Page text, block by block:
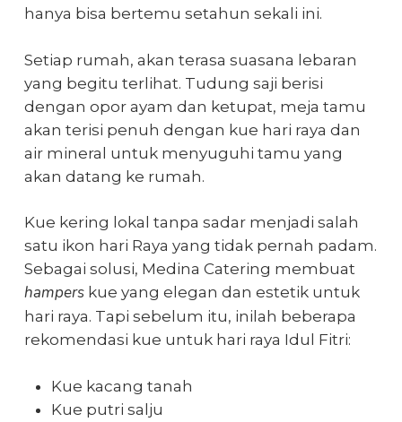
hanya bisa bertemu setahun sekali ini.
Setiap rumah, akan terasa suasana lebaran
yang begitu terlihat. Tudung saji berisi
dengan opor ayam dan ketupat, meja tamu
akan terisi penuh dengan kue hari raya dan
air mineral untuk menyuguhi tamu yang
akan datang ke rumah.
Kue kering lokal tanpa sadar menjadi salah
satu ikon hari Raya yang tidak pernah padam.
Sebagai solusi, Medina Catering membuat
hampers kue yang elegan dan estetik untuk
hari raya. Tapi sebelum itu, inilah beberapa
rekomendasi kue untuk hari raya Idul Fitri:
Kue kacang tanah
Kue putri salju